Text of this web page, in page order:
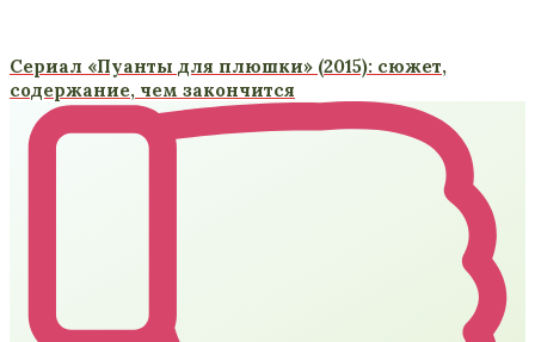
Сериал «Пуанты для плюшки» (2015): сюжет,
содержание, чем закончится